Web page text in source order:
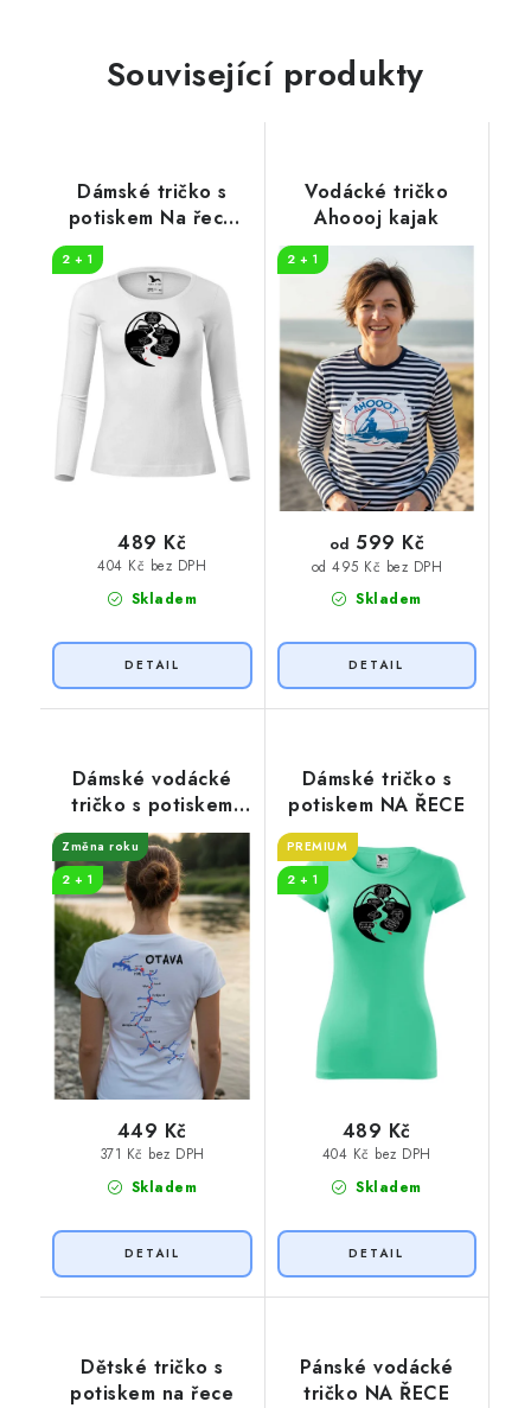
Související produkty
Dámské tričko s
potiskem Na řece
dlouhý rukáv
2 + 1
Skladem
404 Kč bez DPH
489 Kč
Vodácké tričko
Ahoooj kajak
2 + 1
Skladem
od 495 Kč bez DPH
od 599 Kč
Dámské vodácké
tričko s potiskem
Otava
Změna roku
2 + 1
Skladem
371 Kč bez DPH
449 Kč
Dámské tričko s
potiskem NA ŘECE
PREMIUM
2 + 1
Skladem
404 Kč bez DPH
489 Kč
Dětské tričko s
potiskem na řece
Pánské vodácké
tričko NA ŘECE